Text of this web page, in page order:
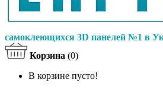
самоклеющихся 3D панелей №1 в
Корзина (0)
В корзине пусто!